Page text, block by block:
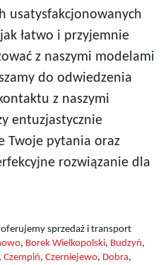
usatysfakcjonowanych
łatwo i przyjemnie
z naszymi modelami
do odwiedzenia
z naszymi
entuzjastycznie
Twoje pytania oraz
rozwiązanie dla
oferujemy sprzedaż i transport
, Borek Wielkopolski, Budzyń,
, Czempiń, Czerniejewo, Dobra,